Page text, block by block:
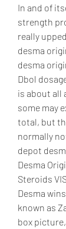
In and of
strength
really
desma
desma
Dbol
is about all
some may
total, but
normally
depot
Desma
Steroids
Desma
known as
box